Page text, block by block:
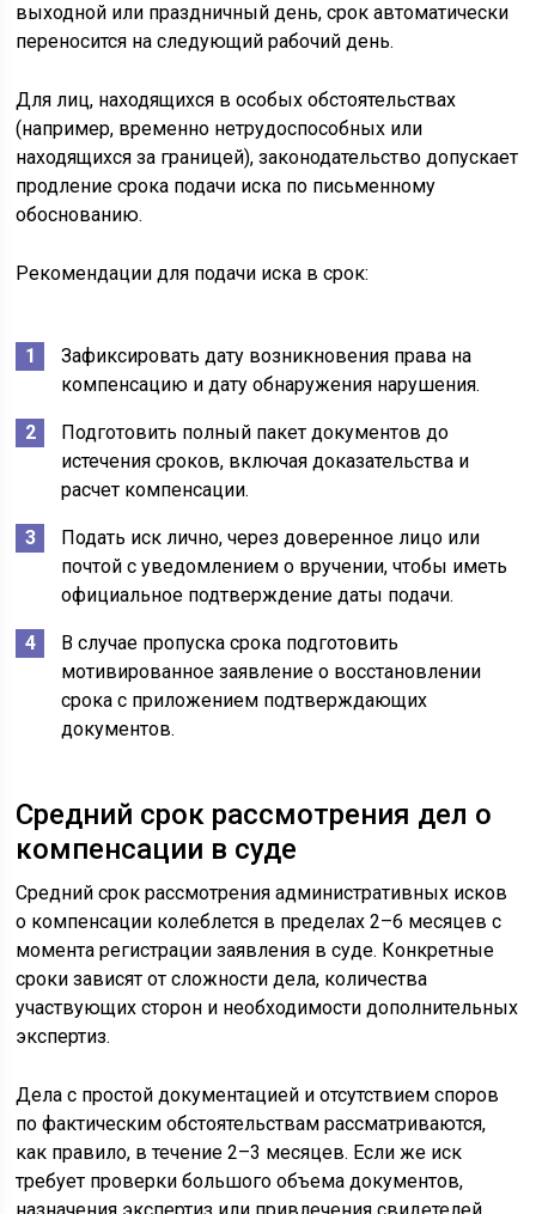
выходной или праздничный день, срок автоматически
переносится на следующий рабочий день.
Для лиц, находящихся в особых обстоятельствах
(например, временно нетрудоспособных или
находящихся за границей), законодательство допускает
продление срока подачи иска по письменному
обоснованию.
Рекомендации для подачи иска в срок:
Зафиксировать дату возникновения права на
компенсацию и дату обнаружения нарушения.
Подготовить полный пакет документов до
истечения сроков, включая доказательства и
расчет компенсации.
Подать иск лично, через доверенное лицо или
почтой с уведомлением о вручении, чтобы иметь
официальное подтверждение даты подачи.
В случае пропуска срока подготовить
мотивированное заявление о восстановлении
срока с приложением подтверждающих
документов.
Средний срок рассмотрения дел о
компенсации в суде
Средний срок рассмотрения административных исков
о компенсации колеблется в пределах 2–6 месяцев с
момента регистрации заявления в суде. Конкретные
сроки зависят от сложности дела, количества
участвующих сторон и необходимости дополнительных
экспертиз.
Дела с простой документацией и отсутствием споров
по фактическим обстоятельствам рассматриваются,
как правило, в течение 2–3 месяцев. Если же иск
требует проверки большого объема документов,